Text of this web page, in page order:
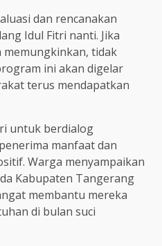
dan rencanakan
Idul Fitri nanti. Jika
memungkinkan, tidak
ini akan digelar
terus mendapatkan
untuk berdialog
manfaat dan
Warga menyampaikan
Kabupaten Tangerang
membantu mereka
di bulan suci